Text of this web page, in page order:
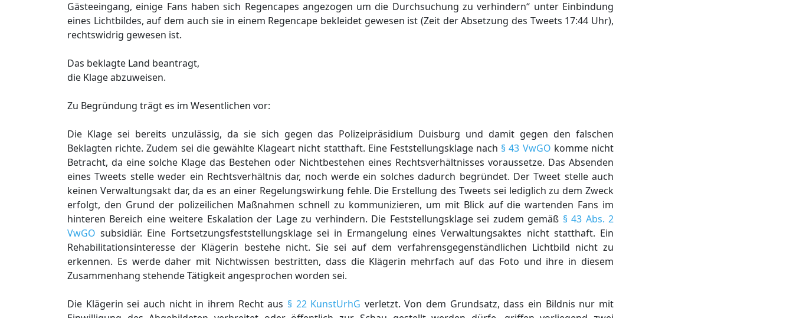
Gästeeingang, einige Fans haben sich Regencapes angezogen um die Durchsuchung zu verhindern“ unter Einbindung
eines Lichtbildes, auf dem auch sie in einem Regencape bekleidet gewesen ist (Zeit der Absetzung des Tweets 17:44 Uhr),
rechtswidrig gewesen ist.
Das beklagte Land beantragt,
die Klage abzuweisen.
Zu Begründung trägt es im Wesentlichen vor:
Die Klage sei bereits unzulässig, da sie sich gegen das Polizeipräsidium Duisburg und damit gegen den falschen
Beklagten richte. Zudem sei die gewählte Klageart nicht statthaft. Eine Feststellungsklage nach § 43 VwGO komme nicht
Betracht, da eine solche Klage das Bestehen oder Nichtbestehen eines Rechtsverhältnisses voraussetze. Das Absenden
eines Tweets stelle weder ein Rechtsverhältnis dar, noch werde ein solches dadurch begründet. Der Tweet stelle auch
keinen Verwaltungsakt dar, da es an einer Regelungswirkung fehle. Die Erstellung des Tweets sei lediglich zu dem Zweck
erfolgt, den Grund der polizeilichen Maßnahmen schnell zu kommunizieren, um mit Blick auf die wartenden Fans im
hinteren Bereich eine weitere Eskalation der Lage zu verhindern. Die Feststellungsklage sei zudem gemäß § 43 Abs. 2
VwGO subsidiär. Eine Fortsetzungsfeststellungsklage sei in Ermangelung eines Verwaltungsaktes nicht statthaft. Ein
Rehabilitationsinteresse der Klägerin bestehe nicht. Sie sei auf dem verfahrensgegenständlichen Lichtbild nicht zu
erkennen. Es werde daher mit Nichtwissen bestritten, dass die Klägerin mehrfach auf das Foto und ihre in diesem
Zusammenhang stehende Tätigkeit angesprochen worden sei.
Die Klägerin sei auch nicht in ihrem Recht aus § 22 KunstUrhG verletzt. Von dem Grundsatz, dass ein Bildnis nur mit